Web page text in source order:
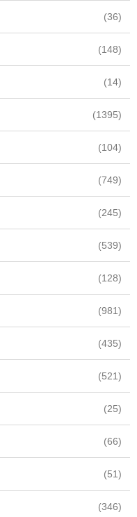
(36)
(148)
(14)
(1395)
(104)
(749)
(245)
(539)
(128)
(981)
(435)
(521)
(25)
(66)
(51)
(346)